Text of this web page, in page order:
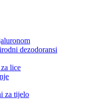
dezodoransi
lice
za tijelo